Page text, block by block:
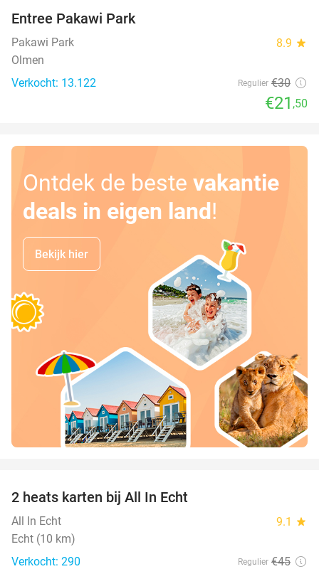
Entree Pakawi Park
Pakawi Park 8.9 star
Olmen
Verkocht: 13.122
Regulier €30
€21 ,50
Ontdek de beste vakantie
deals in eigen land!
Bekijk hier
2 heats karten bij All In Echt
All In Echt 9.1 star
Echt (10 km)
Verkocht: 290
Regulier €45